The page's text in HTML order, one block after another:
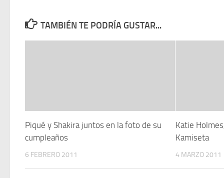
TAMBIÉN TE PODRÍA GUSTAR...
Piqué y Shakira juntos en la foto de su
cumpleaños
6 FEBRERO 2011
Katie
Kamiseta
4 MARZO 2011